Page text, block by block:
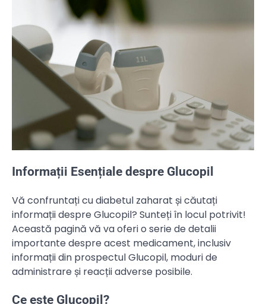
Informații Esențiale despre Glucopil
Vă confruntați cu diabetul zaharat și căutați
informații despre Glucopil? Sunteți în locul potrivit!
Această pagină vă va oferi o serie de detalii
importante despre acest medicament, inclusiv
informații din prospectul Glucopil, moduri de
administrare și reacții adverse posibile.
Ce este Glucopil?